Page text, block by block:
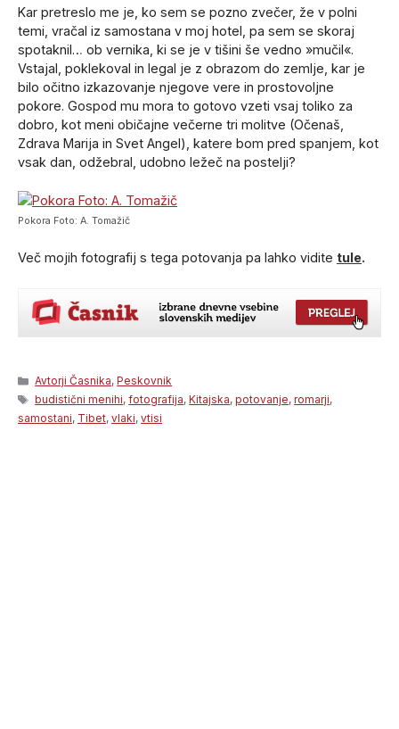
Kar pretreslo me je, ko sem se pozno zvečer, že v polni
temi, vračal iz samostana v moj hotel, pa sem se skoraj
spotaknil… ob vernika, ki se je v tišini še vedno »mučil«.
Vstajal, poklekoval in legal je z obrazom do zemlje, kar je
bilo očitno izkazovanje njegove vere in prostovoljne
pokore. Gospod mu mora to gotovo vzeti vsaj toliko za
dobro, kot meni običajne večerne tri molitve (Očenaš,
Zdrava Marija in Svet Angel), katere bom pred spanjem, kot
vsak dan, odžebral, udobno ležeč na postelji?
Pokora Foto: A. Tomažič
Več mojih fotografij s tega potovanja pa lahko vidite tule.
Categories
Avtorji Časnika,Peskovnik
Tags
budistični menihi,fotografija,Kitajska,potovanje,romarji,
samostani, Tibet, vlaki, vtisi